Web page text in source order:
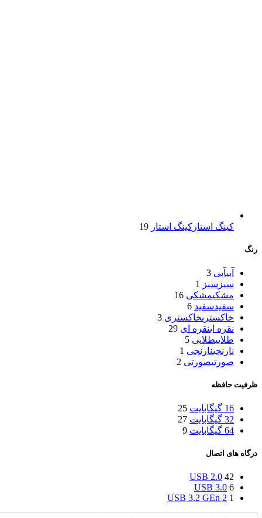
کینگ استار کینگ استار 19
رنگ
آبیآبی 3
سبز سبز
1
مشکیمشکی 16
سفیدسفید 6
خاکستریخاکستری 3
نقره اینقره ای 29
طلاییطلایی 5
نارنجینارنجی 1
صورتیصورتی 2
ظرفیت حافظه
16 گیگابایت
25
32 گیگابایت
27
64 گیگابایت
9
درگاه های اتصال
USB 2.0 42
USB 3.0 6
USB 3.2 GEn 2 1